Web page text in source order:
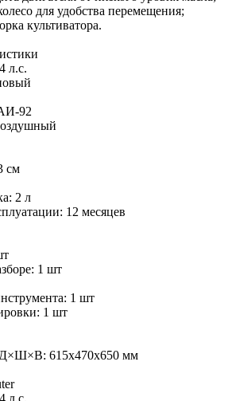
для удобства перемещения;
культиватора.
4 л.с.
92
см
2 л
12 месяцев
1 шт
1 шт
1 шт
Д×Ш×В: 615x470x650 мм
4 л.с.